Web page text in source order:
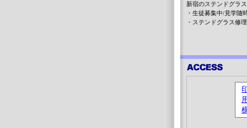
新宿のステンドグラ
・生徒募集中/見学随
・ステンドグラス修